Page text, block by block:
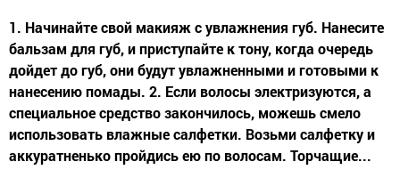
1. Начинайте свой макияж с увлажнения губ. Нанесите
бальзам для губ, и приступайте к тону, когда очередь
дойдет до губ, они будут увлажненными и готовыми к
нанесению помады. 2. Если волосы электризуются, а
специальное средство закончилось, можешь смело
использовать влажные салфетки. Возьми салфетку и
аккуратненько пройдись ею по волосам. Торчащие...